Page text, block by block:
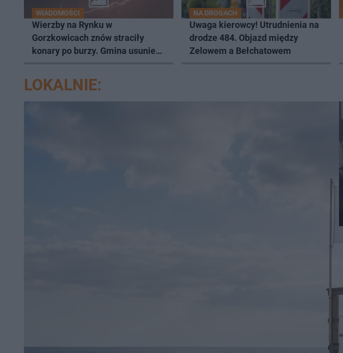
WIADOMOŚCI
Wierzby na Rynku w
Gorzkowicach znów straciły
konary po burzy. Gmina usunie
NA DROGACH
Uwaga kierowcy! Utrudnienia na
drodze 484. Objazd między
Zelowem a Bełchatowem
LOKALNIE: